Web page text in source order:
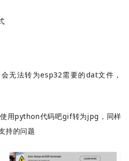
无法转为esp32需要的dat文件，
用python代码吧gif转为jpg，同样
持的问题